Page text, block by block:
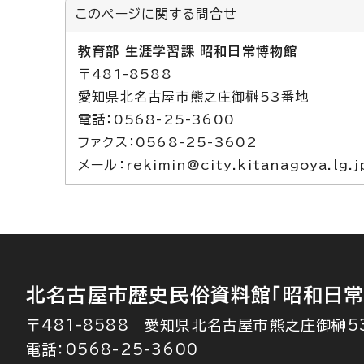
このページに関する 問合せ
教育部 生涯学習課 昭和日常博物館
〒481-8588
愛知県北名古屋市熊之庄御榊53番地
電話：0568-25-3600
ファクス：0568-25-3602
メール：
北名古屋市歴史民俗資料館 「昭和日
〒481-8588 愛知県北名古屋市熊之庄御榊
電話：0568-25-3600